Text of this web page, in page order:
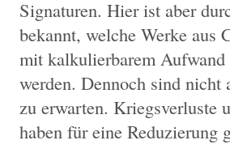
Signaturen. Hier ist aber
bekannt, welche Werke aus
mit kalkulierbarem
werden. Dennoch sind
zu erwarten. Kriegsverluste
haben für eine Reduzierung